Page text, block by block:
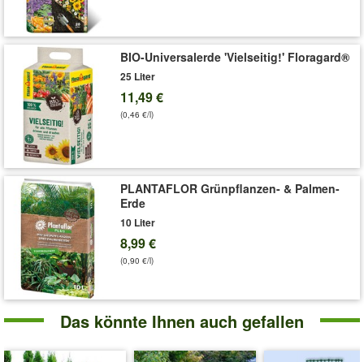
Allgemeiner Hinweis:
bitte vorsichtig verwenden. Bitte lesen Sie die
Verpackungsbeschreibung und beachten Sie die richtige
Aufwandmenge. Beachten Sie auch die Warnhinweise und
Symbole. Bei Fragen zum Produkt wenden Sie sich bitte direkt
an den Hersteller.
Hinweise zur Verwendung: siehe Sicherheitsdatenblatt
Art.-Nr.:8245
Liefergröße:4 kg
BIO-Universalerde 'Vielseitig!' Floragard®
25 Liter
11,49 €
(0,46 €/l)
PLANTAFLOR Grünpflanzen- & Palmen-
Erde
10 Liter
8,99 €
(0,90 €/l)
Das könnte Ihnen auch gefallen